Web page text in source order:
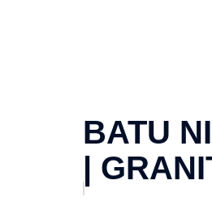
BATU
|